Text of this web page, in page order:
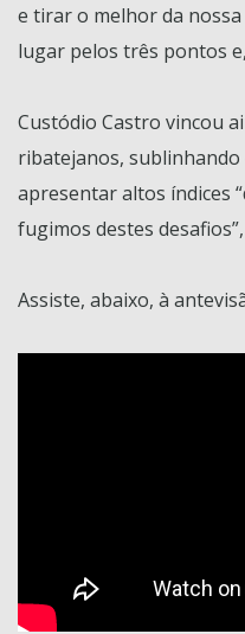
e tirar o melhor da
lugar pelos três pontos
Custódio Castro vincou
ribatejanos,
apresentar altos índices
fugimos destes
Assiste, abaixo, à